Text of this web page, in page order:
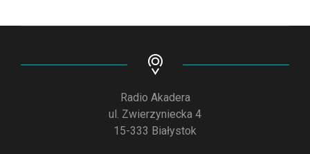
Radio Akadera
ul. Zwierzyniecka 4
15-333 Białystok